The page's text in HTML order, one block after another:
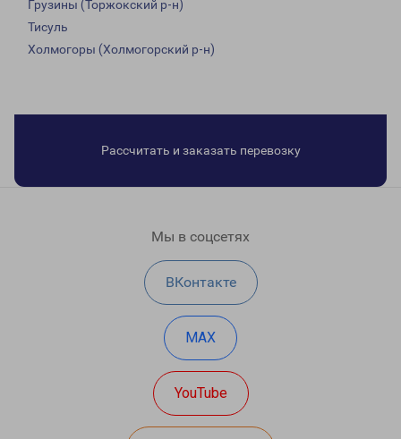
Грузины (Торжокский р-н)
Тисуль
Холмогоры (Холмогорский р-н)
Рассчитать и заказать перевозку
Мы в соцсетях
ВКонтакте
MAX
YouTube